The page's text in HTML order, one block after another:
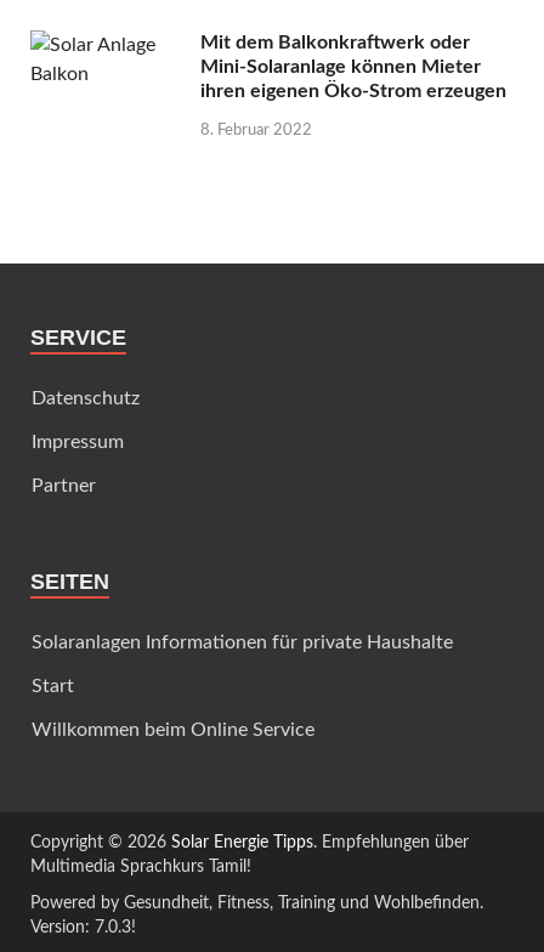
Mit dem Balkonkraftwerk oder
Mini-Solaranlage können Mieter
ihren eigenen Öko-Strom erzeugen
8. Februar 2022
SERVICE
Datenschutz
Impressum
Partner
SEITEN
Solaranlagen Informationen für private Haushalte
Start
Willkommen beim Online Service
Copyright © 2026 Solar Energie Tipps. Empfehlungen über
Multimedia Sprachkurs Tamil!
Powered by Gesundheit, Fitness, Training und Wohlbefinden.
Version: 7.0.3!